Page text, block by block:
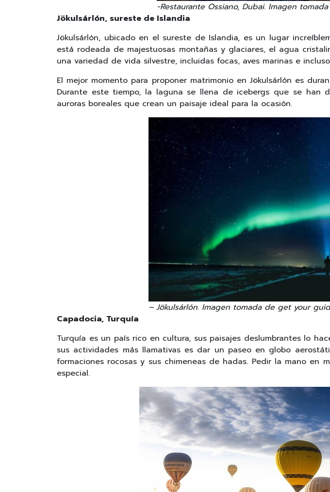
-Restaurante Ossiano, Dubai. Imagen
Jökulsárlón, sureste de Islandia
Jökulsárlón, ubicado en el sureste de Islandia, es un lugar
está rodeada de majestuosas montañas y glaciares, el agua
una variedad de vida silvestre, incluidas focas, aves marinas e
El mejor momento para proponer matrimonio en Jökulsárlón es
Durante este tiempo, la laguna se llena de icebergs que se han
auroras boreales que crean un paisaje ideal para la ocasión.
– Jökulsárlón. Imagen tomada de get your
Capadocia, Turquía
Turquía es un país rico en cultura, sus paisajes deslumbrantes lo
sus actividades más llamativas es dar un paseo en globo
formaciones rocosas y sus chimeneas de hadas. Pedir la mano
especial.